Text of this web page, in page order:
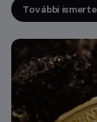
További